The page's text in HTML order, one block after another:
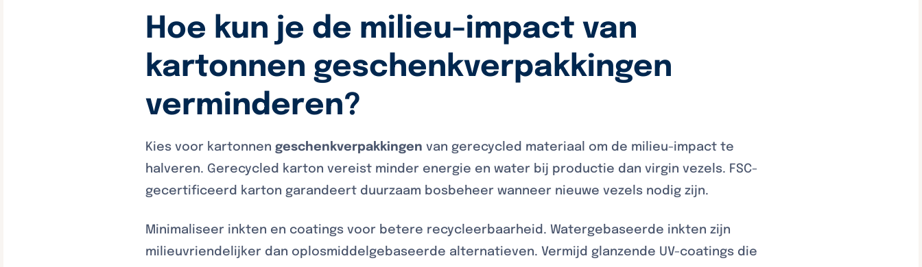
Hoe kun je de milieu-impact van
kartonnen geschenkverpakkingen
verminderen?
Kies voor kartonnengeschenkverpakkingen van gerecycled materiaal om de milieu-impact te
halveren. Gerecycled karton vereist minder energie en water bij productie dan virgin vezels. FSC-
gecertificeerd karton garandeert duurzaam bosbeheer wanneer nieuwe vezels nodig zijn.
Minimaliseer inkten en coatings voor betere recycleerbaarheid. Watergebaseerde inkten zijn
milieuvriendelijker dan oplosmiddelgebaseerde alternatieven. Vermijd glanzende UV-coatings die